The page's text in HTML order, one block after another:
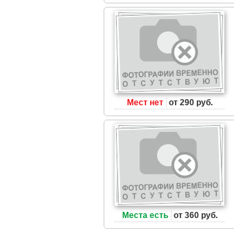
Мест нет от 290 руб.
Места есть от 360 руб.